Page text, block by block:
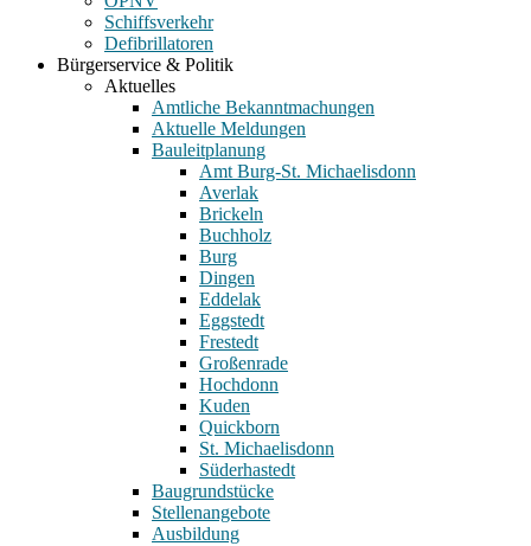
Schiffsverkehr
Defibrillatoren
Bürgerservice & Politik
Aktuelles
Amtliche Bekanntmachungen
Aktuelle Meldungen
Bauleitplanung
Amt Burg-St. Michaelisdonn
Averlak
Brickeln
Buchholz
Burg
Dingen
Eddelak
Eggstedt
Frestedt
Großenrade
Hochdonn
Kuden
Quickborn
St. Michaelisdonn
Süderhastedt
Baugrundstücke
Stellenangebote
Ausbildung